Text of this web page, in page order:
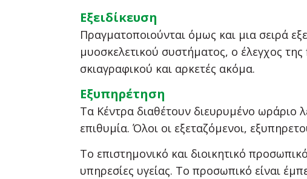
Εξειδίκευση
Πραγματοποιούνται όμως και μια σειρά
μυοσκελετικού συστήματος, ο έλεγχος
σκιαγραφικού και αρκετές ακόμα.
Εξυπηρέτηση
Τα Κέντρα διαθέτουν διευρυμένο ωράριο
επιθυμία. Όλοι οι εξεταζόμενοι,
Το επιστημονικό και διοικητικό
υπηρεσίες υγείας. Το προσωπικό είναι